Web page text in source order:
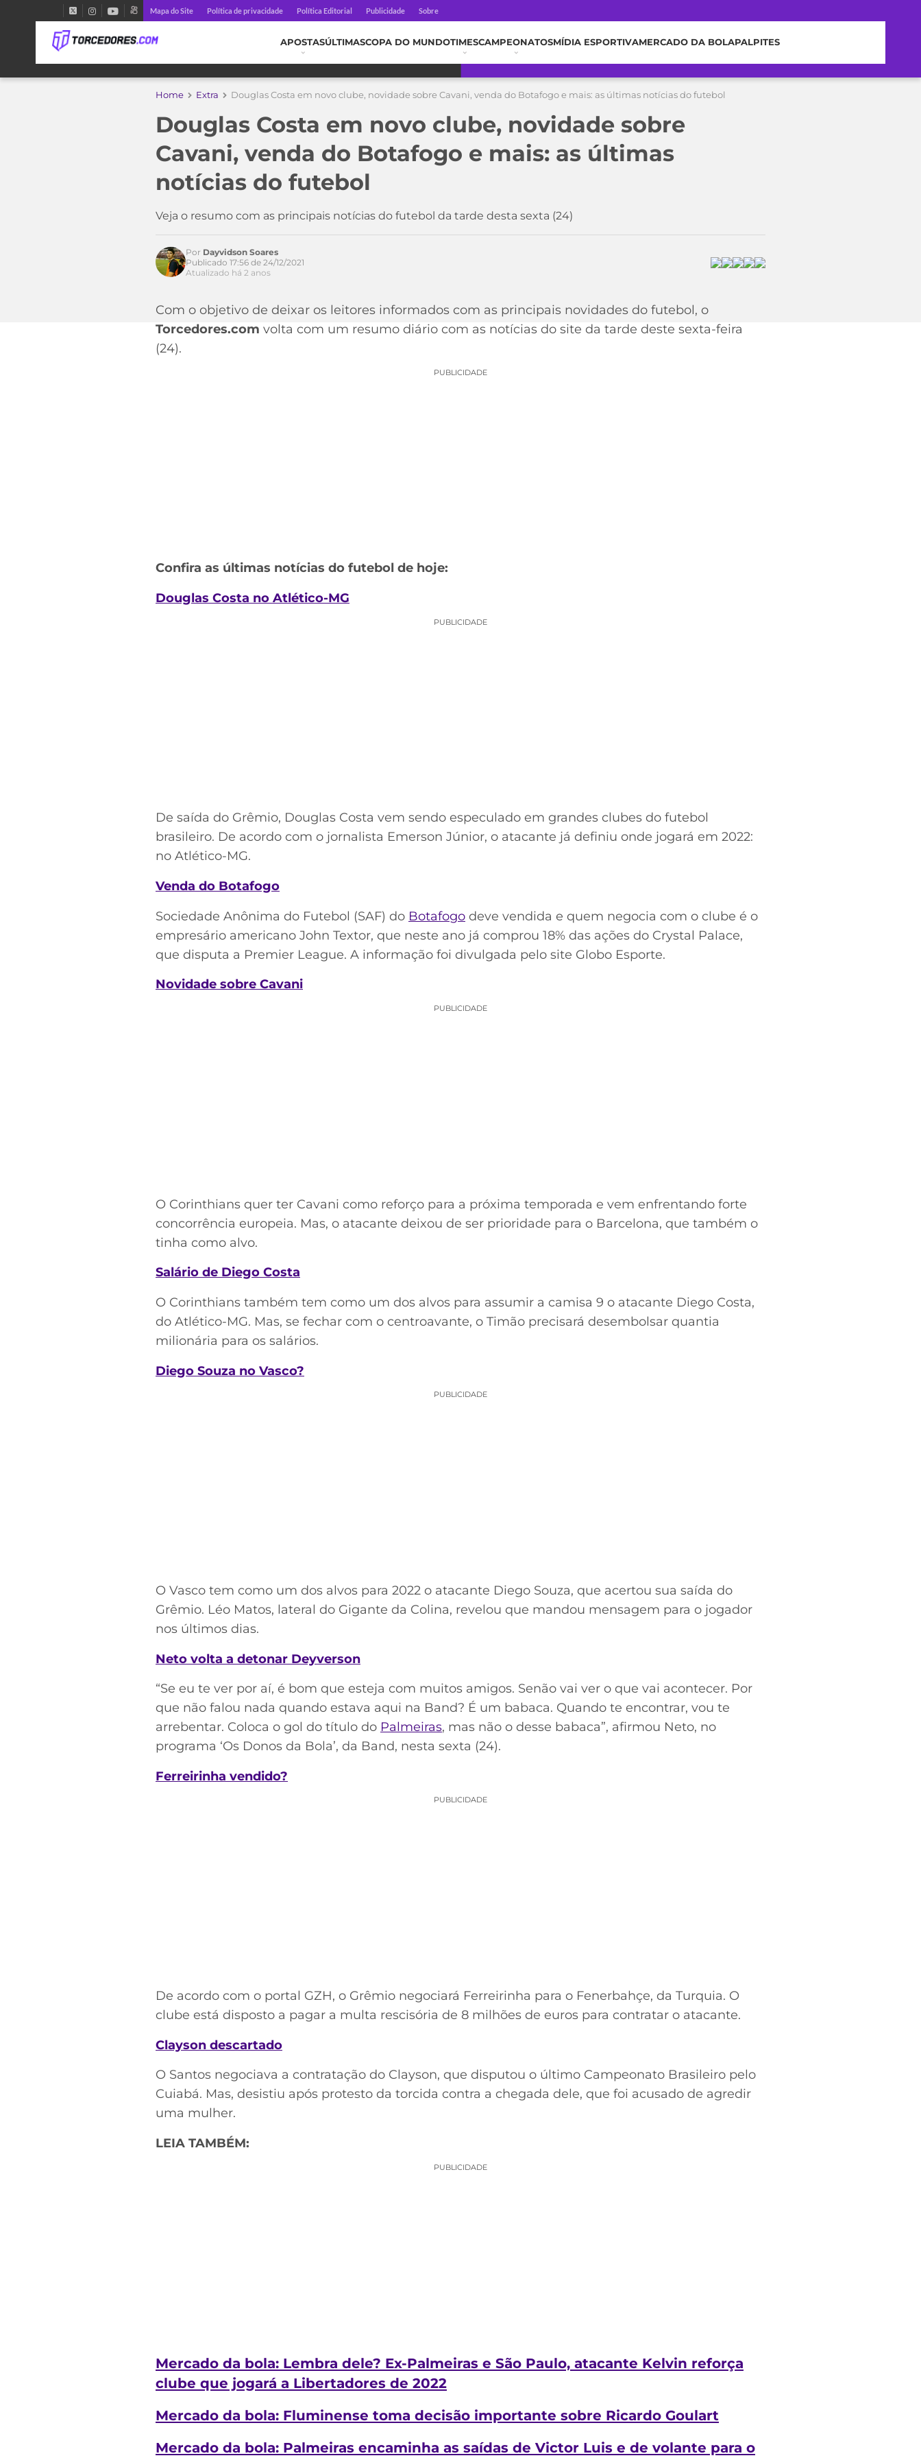
Mapa do Site Política de privacidade Política Editorial Publicidade Sobre
APOSTASÚLTIMASCOPA DO MUNDOTIMESCAMPEONATOSMÍDIA ESPORTIVAMERCADO DA BOLAPALPITES
Home Extra Douglas Costa em novo clube, novidade sobre Cavani, venda do Botafogo e mais: as últimas notícias do futebol
Douglas Costa em novo clube, novidade sobre
Cavani, venda do Botafogo e mais: as últimas
notícias do futebol
Veja o resumo com as principais notícias do futebol da tarde desta sexta (24)
Acesse o perfil do autor
Por Dayvidson Soares
Publicado 17:56 de 24/12/2021
Atualizado há 2 anos
Com o objetivo de deixar os leitores informados com as principais novidades do futebol, o
Torcedores.com volta com um resumo diário com as notícias do site da tarde deste sexta-feira
(24).
PUBLICIDADE
Confira as últimas notícias do futebol de hoje:
Douglas Costa no Atlético-MG
PUBLICIDADE
De saída do Grêmio, Douglas Costa vem sendo especulado em grandes clubes do futebol
brasileiro. De acordo com o jornalista Emerson Júnior, o atacante já definiu onde jogará em 2022:
no Atlético-MG.
Venda do Botafogo
Sociedade Anônima do Futebol (SAF) do Botafogo deve vendida e quem negocia com o clube é o
empresário americano John Textor, que neste ano já comprou 18% das ações do Crystal Palace,
que disputa a Premier League. A informação foi divulgada pelo site Globo Esporte.
Novidade sobre Cavani
PUBLICIDADE
O Corinthians quer ter Cavani como reforço para a próxima temporada e vem enfrentando forte
concorrência europeia. Mas, o atacante deixou de ser prioridade para o Barcelona, que também o
tinha como alvo.
Salário de Diego Costa
O Corinthians também tem como um dos alvos para assumir a camisa 9 o atacante Diego Costa,
do Atlético-MG. Mas, se fechar com o centroavante, o Timão precisará desembolsar quantia
milionária para os salários.
Diego Souza no Vasco?
PUBLICIDADE
O Vasco tem como um dos alvos para 2022 o atacante Diego Souza, que acertou sua saída do
Grêmio. Léo Matos, lateral do Gigante da Colina, revelou que mandou mensagem para o jogador
nos últimos dias.
Neto volta a detonar Deyverson
“Se eu te ver por aí, é bom que esteja com muitos amigos. Senão vai ver o que vai acontecer. Por
que não falou nada quando estava aqui na Band? É um babaca. Quando te encontrar, vou te
arrebentar. Coloca o gol do título do Palmeiras, mas não o desse babaca”, afirmou Neto, no
programa ‘Os Donos da Bola’, da Band, nesta sexta (24).
Ferreirinha vendido?
PUBLICIDADE
De acordo com o portal GZH, o Grêmio negociará Ferreirinha para o Fenerbahçe, da Turquia. O
clube está disposto a pagar a multa rescisória de 8 milhões de euros para contratar o atacante.
Clayson descartado
O Santos negociava a contratação do Clayson, que disputou o último Campeonato Brasileiro pelo
Cuiabá. Mas, desistiu após protesto da torcida contra a chegada dele, que foi acusado de agredir
uma mulher.
LEIA TAMBÉM:
PUBLICIDADE
Mercado da bola: Lembra dele? Ex-Palmeiras e São Paulo, atacante Kelvin reforça
clube que jogará a Libertadores de 2022
Mercado da bola: Fluminense toma decisão importante sobre Ricardo Goulart
Mercado da bola: Palmeiras encaminha as saídas de Victor Luis e de volante para o